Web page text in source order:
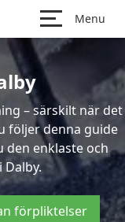
Menu
– särskilt när det
följer denna guide
enklaste och
förpliktelser